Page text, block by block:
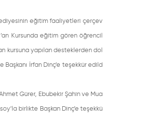
eğitim faaliyetleri çerçev
Kursunda eğitim gören öğrencil
kursuna yapılan desteklerden dol
Başkanı İrfan Dinç’e teşekkür edild
Gürer, Ebubekir Şahin ve Mua
birlikte Başkan Dinç’e teşekkü